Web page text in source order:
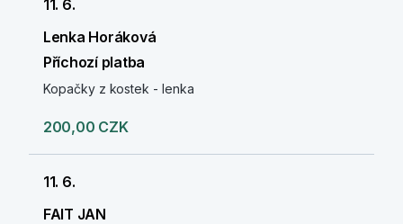
11. 6.
Lenka Horáková
Příchozí platba
Kopačky z kostek - lenka
200,00 CZK
11. 6.
FAIT JAN